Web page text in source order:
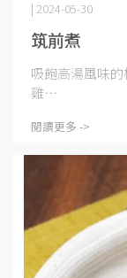
筑前煮
| 2024-05-30
吸飽高湯風味
雞⋯
閱讀更多 ->